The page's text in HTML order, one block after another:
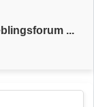
...